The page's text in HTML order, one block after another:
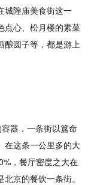
城隍庙美食街这一
点心、松月楼的素菜
酿圆子等，都是游上
器，一条街以簋命
在这条一公里多的大
，餐厅密度之大在
京的餐饮一条街。